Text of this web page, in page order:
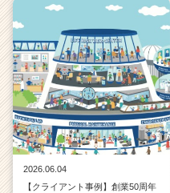
2026.06.04
【クライアント事例】創業50周年